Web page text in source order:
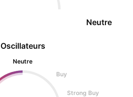
Oscillateurs
Neutre
Buy
Strong Buy
Neutre